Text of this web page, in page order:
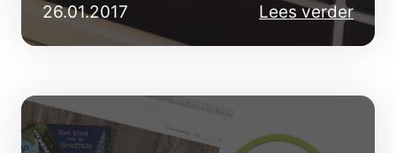
26.01.2017 Lees verder